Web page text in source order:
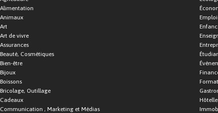
Alimentation
Animaux
Art
Art de vivre
Assurances
Beauté, Cosmétiques
Bien-être
Bijoux
Boissons
Bricolage, Outillage
Cadeaux
Communication , Marketing et Médias
Emploi